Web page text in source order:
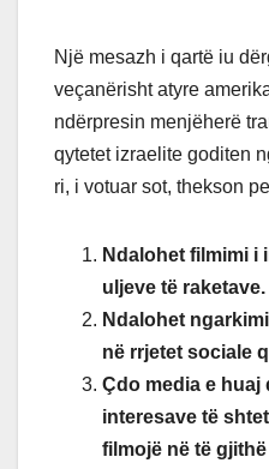
Një mesazh i qartë iu
veçanërisht atyre
ndërpresin menjëherë
qytetet izraelite goditen
ri, i votuar sot, thekson
Ndalohet filmimi i
uljeve të raketave.
Ndalohet
në rrjetet sociale
Çdo media e
interesave të
filmojë në të